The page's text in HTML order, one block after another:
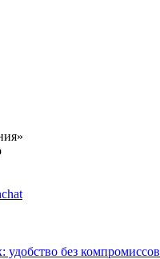
без компромиссов